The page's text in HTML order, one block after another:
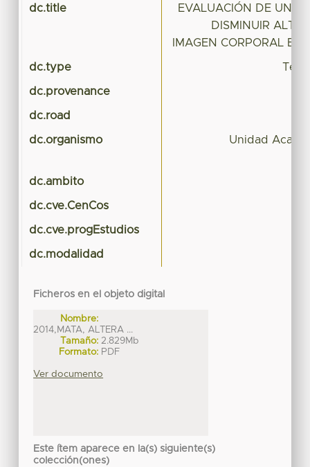
dc.title
EVALUACIÓN DE UN
DISMINUIR
IMAGEN CORPORAL EN
dc.type
dc.provenance
dc.road
dc.organismo Unidad
dc.ambito
dc.cve.CenCos
dc.cve.progEstudios
dc.modalidad
Ficheros en el objeto digital
Nombre:
2014,MATA, ALTERA ...
Tamaño: 2.829Mb
Formato: PDF
Ver documento
Este ítem aparece en la(s) siguiente(s)
colección(ones)